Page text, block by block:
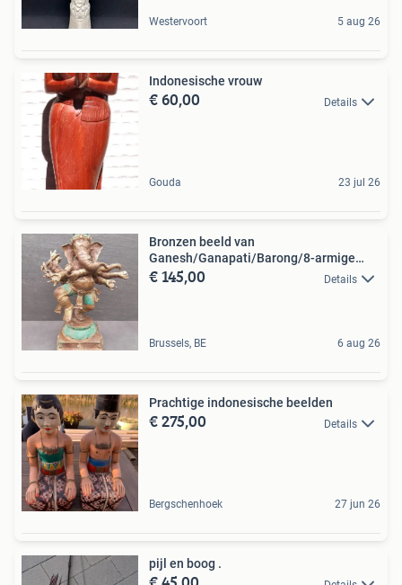
Westervoort 5 aug 26
Indonesische vrouw
€ 60,00 Details
Gouda 23 jul 26
Bronzen beeld van
Ganesh/Ganapati/Barong/8-armige
danser
€ 145,00 Details
Brussels, BE 6 aug 26
Prachtige indonesische beelden
€ 275,00 Details
Bergschenhoek 27 jun 26
pijl en boog .